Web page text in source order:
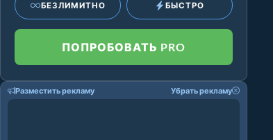
БЕЗЛИМИТНО БЫСТРО
ПОПРОБОВАТЬ PRO
Разместить рекламу Убрать рекламу